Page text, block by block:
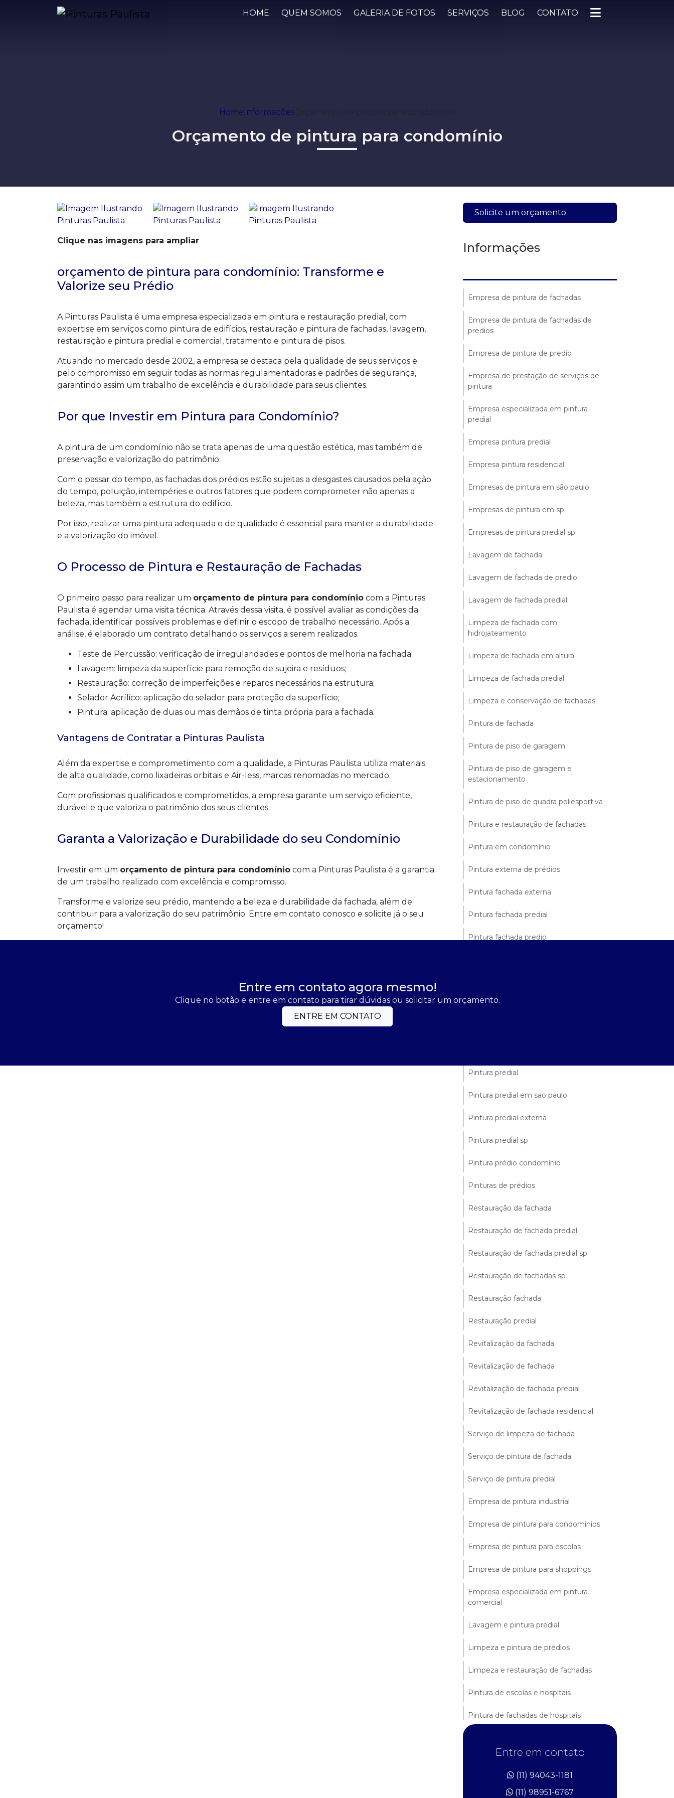
HOME QUEM SOMOS GALERIA DE FOTOS SERVIÇOS BLOG CONTATO
HomeInformaçõesOrçamento de pintura para condomínio
Orçamento de pintura para condomínio
Clique nas imagens para ampliar
orçamento de pintura para condomínio: Transforme e
Valorize seu Prédio
A Pinturas Paulista é uma empresa especializada em pintura e restauração predial, com
expertise em serviços como pintura de edifícios, restauração e pintura de fachadas, lavagem,
restauração e pintura predial e comercial, tratamento e pintura de pisos.
Atuando no mercado desde 2002, a empresa se destaca pela qualidade de seus serviços e
pelo compromisso em seguir todas as normas regulamentadoras e padrões de segurança,
garantindo assim um trabalho de excelência e durabilidade para seus clientes.
Por que Investir em Pintura para Condomínio?
A pintura de um condomínio não se trata apenas de uma questão estética, mas também de
preservação e valorização do patrimônio.
Com o passar do tempo, as fachadas dos prédios estão sujeitas a desgastes causados pela ação
do tempo, poluição, intempéries e outros fatores que podem comprometer não apenas a
beleza, mas também a estrutura do edifício.
Por isso, realizar uma pintura adequada e de qualidade é essencial para manter a durabilidade
e a valorização do imóvel.
O Processo de Pintura e Restauração de Fachadas
O primeiro passo para realizar um orçamento de pintura para condomínio com a Pinturas
Paulista é agendar uma visita técnica. Através dessa visita, é possível avaliar as condições da
fachada, identificar possíveis problemas e definir o escopo de trabalho necessário. Após a
análise, é elaborado um contrato detalhando os serviços a serem realizados.
Teste de Percussão: verificação de irregularidades e pontos de melhoria na fachada;
Lavagem: limpeza da superfície para remoção de sujeira e resíduos;
Restauração: correção de imperfeições e reparos necessários na estrutura;
Selador Acrílico: aplicação do selador para proteção da superfície;
Pintura: aplicação de duas ou mais demãos de tinta própria para a fachada.
Vantagens de Contratar a Pinturas Paulista
Além da expertise e comprometimento com a qualidade, a Pinturas Paulista utiliza materiais
de alta qualidade, como lixadeiras orbitais e Air-less, marcas renomadas no mercado.
Com profissionais qualificados e comprometidos, a empresa garante um serviço eficiente,
durável e que valoriza o patrimônio dos seus clientes.
Garanta a Valorização e Durabilidade do seu Condomínio
Investir em um orçamento de pintura para condomínio com a Pinturas Paulista é a garantia
de um trabalho realizado com excelência e compromisso.
Transforme e valorize seu prédio, mantendo a beleza e durabilidade da fachada, além de
contribuir para a valorização do seu patrimônio. Entre em contato conosco e solicite já o seu
orçamento!
Entre em contato agora mesmo!
Clique no botão e entre em contato para tirar dúvidas ou solicitar um orçamento.
ENTRE EM CONTATO
Solicite um orçamento
Informações
Empresa de pintura de fachadas
Empresa de pintura de fachadas de
predios
Empresa de pintura de predio
Empresa de prestação de serviços de
pintura
Empresa especializada em pintura
predial
Empresa pintura predial
Empresa pintura residencial
Empresas de pintura em são paulo
Empresas de pintura em sp
Empresas de pintura predial sp
Lavagem de fachada
Lavagem de fachada de predio
Lavagem de fachada predial
Limpeza de fachada com
hidrojateamento
Limpeza de fachada em altura
Limpeza de fachada predial
Limpeza e conservação de fachadas
Pintura de fachada
Pintura de piso de garagem
Pintura de piso de garagem e
estacionamento
Pintura de piso de quadra poliesportiva
Pintura e restauração de fachadas
Pintura em condomínio
Pintura externa de prédios
Pintura fachada externa
Pintura fachada predial
Pintura fachada predio
Pintura para escola de educação infantil
Pintura predial
Pintura predial em sao paulo
Pintura predial externa
Pintura predial sp
Pintura prédio condomínio
Pinturas de prédios
Restauração da fachada
Restauração de fachada predial
Restauração de fachada predial sp
Restauração de fachadas sp
Restauração fachada
Restauração predial
Revitalização da fachada
Revitalização de fachada
Revitalização de fachada predial
Revitalização de fachada residencial
Serviço de limpeza de fachada
Serviço de pintura de fachada
Serviço de pintura predial
Empresa de pintura industrial
Empresa de pintura para condomínios
Empresa de pintura para escolas
Empresa de pintura para shoppings
Empresa especializada em pintura
comercial
Lavagem e pintura predial
Limpeza e pintura de prédios
Limpeza e restauração de fachadas
Pintura de escolas e hospitais
Pintura de fachadas de hospitais
Entre em contato
(11) 94043-1181
(11) 98951-6767